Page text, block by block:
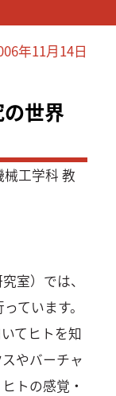
年11月14日
世界
工学科 教
室）では、
ています。
てヒトを知
やバーチャ
トの感覚・